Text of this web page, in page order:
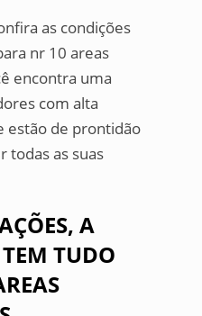
as condições
nr 10 areas
encontra uma
com alta
estão de prontidão
todas as suas
A
TUDO